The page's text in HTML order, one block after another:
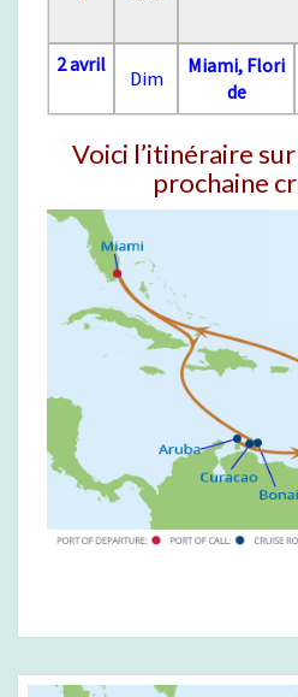
2 avril
Dim
Miami, Flori
de
Voici l’itinéraire
prochaine